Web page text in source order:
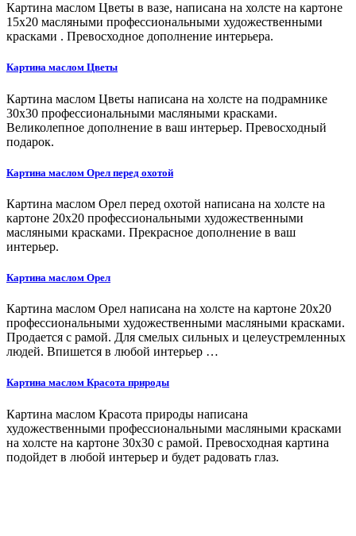
Картина маслом Цветы в вазе, написана на холсте на картоне
15х20 масляными профессиональными художественными
красками . Превосходное дополнение интерьера.
Картина маслом Цветы
Картина маслом Цветы написана на холсте на подрамнике
30х30 профессиональными масляными красками.
Великолепное дополнение в ваш интерьер. Превосходный
подарок.
Картина маслом Орел перед охотой
Картина маслом Орел перед охотой написана на холсте на
картоне 20х20 профессиональными художественными
масляными красками. Прекрасное дополнение в ваш
интерьер.
Картина маслом Орел
Картина маслом Орел написана на холсте на картоне 20х20
профессиональными художественными масляными красками.
Продается с рамой. Для смелых сильных и целеустремленных
людей. Впишется в любой интерьер …
Картина маслом Красота природы
Картина маслом Красота природы написана
художественными профессиональными масляными красками
на холсте на картоне 30х30 с рамой. Превосходная картина
подойдет в любой интерьер и будет радовать глаз.